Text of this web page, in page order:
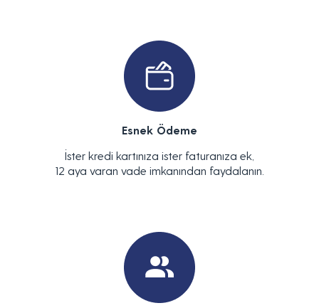
Esnek Ödeme
İster kredi kartınıza ister faturanıza ek,
12 aya varan vade imkanından faydalanın.